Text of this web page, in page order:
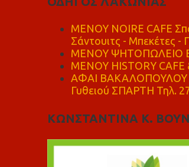
MENOY NOIRE CAFE
Σάντουιτς - Μπεκέτες -
ΜΕΝΟΥ ΨΗΤΟΠΩΛΕΙΟ
ΜΕΝΟΥ HISTORY
ΑΦΑΙ ΒΑΚΑΛΟΠΟΥΛΟΥ
Γυθειού ΣΠΑΡΤΗ Τηλ.
ΚΩΝΣΤΑΝΤΙΝΑ Κ.